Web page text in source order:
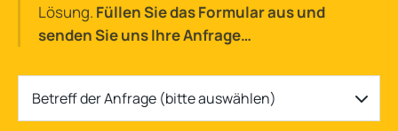
Lösung. Füllen Sie das Formular aus und
senden Sie uns Ihre Anfrage…
Betreff der Anfrage (bitte auswählen)